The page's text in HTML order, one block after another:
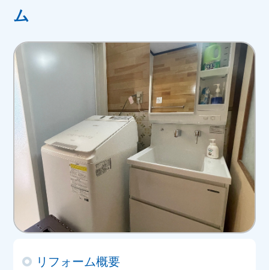
ム
リフォーム概要